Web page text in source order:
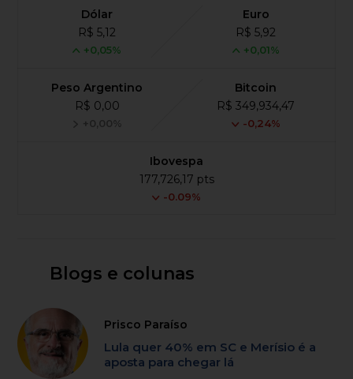
Dólar
R$ 5,12
+0,05%
Euro
R$ 5,92
+0,01%
Peso Argentino
R$ 0,00
+0,00%
Bitcoin
R$ 349,934,47
-0,24%
Ibovespa
177,726,17 pts
-0.09%
Blogs e colunas
Prisco Paraíso
Lula quer 40% em SC e Merísio é a
aposta para chegar lá